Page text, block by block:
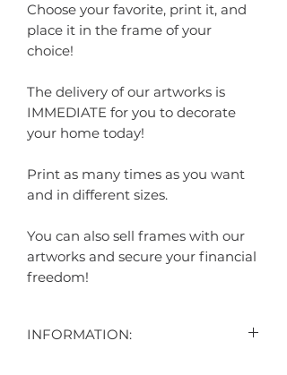
Choose your favorite, print it, and
place it in the frame of your
choice!
The delivery of our artworks is
IMMEDIATE for you to decorate
your home today!
Print as many times as you want
and in different sizes.
You can also sell frames with our
artworks and secure your financial
freedom!
INFORMATION: